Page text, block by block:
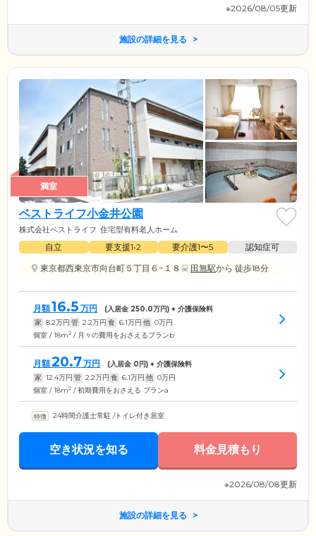
※2026/08/05更新
施設の詳細を見る
満室
ベストライフ小金井公園
株式会社ベストライフ 住宅型有料老人ホーム
自立 要支援1•2 要介護1〜5
認知症可
東京都西東京市向台町５丁目６−１８
田無駅から 徒歩18分
月額16.5 万円 (入居金 250.0万円) + 介護保険料
家 8.2万円 管 2.2万円 食 6.1万円 他 0万円
個室 / 18m2 / 月々の費用をおさえるプランb
月額20.7万円 (入居金 0円) + 介護保険料
家 12.4万円 管 2.2万円 食 6.1万円 他 0万円
個室 / 18m2 / 初期費用をおさえる プランa
24時間介護士常駐 /トイレ付き居室
空き状況を知る 料金見積もり
※2026/08/08更新
施設の詳細を見る